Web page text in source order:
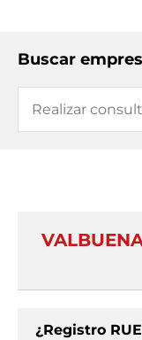
Buscar
¿Registro